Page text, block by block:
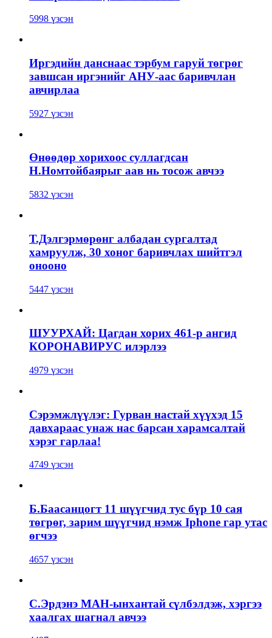
5998 үзсэн
Иргэдийн данснаас тэрбум гаруй төгрөг
завшсан иргэнийг АНУ-аас баривчлан
авчирлаа
5927 үзсэн
Өнөөдөр хорихоос суллагдсан
Н.Номтойбаярыг аав нь тосож авчээ
5832 үзсэн
Т.Дэлгэрмөрөнг албадан сургалтад
хамруулж, 30 хоног баривчлах шийтгэл
онооно
5447 үзсэн
ШУУРХАЙ: Цагдан хорих 461-р ангид
КОРОНАВИРУС илэрлээ
4979 үзсэн
Сэрэмжлүүлэг: Гурван настай хүүхэд 15
давхараас унаж нас барсан харамсалтай
хэрэг гарлаа!
4749 үзсэн
Б.Баасанцогт 11 шүүгчид тус бүр 10 сая
төгрөг, зарим шүүгчид нэмж Iphone гар утас
өгчээ
4657 үзсэн
С.Эрдэнэ МАН-ынхантай сүлбэлдэж, хэргээ
хаалгах шагнал авчээ